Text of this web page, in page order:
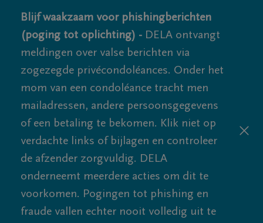
Blijf waakzaam voor phishingberichten
(poging tot oplichting) - DELA ontvangt
meldingen over valse berichten via
zogezegde privécondoléances. Onder het
mom van een condoléance tracht men
mailadressen, andere persoonsgegevens
of een betaling te bekomen. Klik niet op
verdachte links of bijlagen en controleer
de afzender zorgvuldig. DELA
onderneemt meerdere acties om dit te
voorkomen. Pogingen tot phishing en
fraude vallen echter nooit volledig uit te